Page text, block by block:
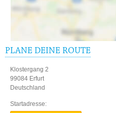
PLANE DEINE ROUTE
Klostergang 2
99084 Erfurt
Deutschland
Startadresse: